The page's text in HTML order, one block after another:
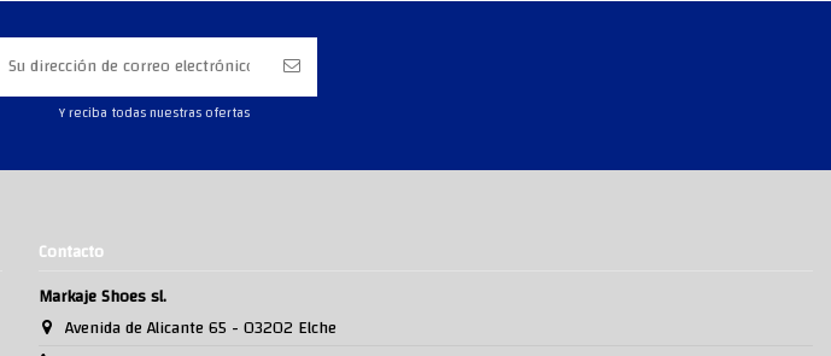
Y reciba todas nuestras ofertas
Contacto
Markaje Shoes sl.
Avenida de Alicante 65 - 03202 Elche